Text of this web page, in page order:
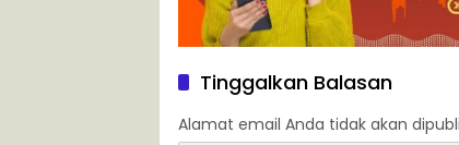
Tinggalkan Balasan
Alamat email Anda tidak akan